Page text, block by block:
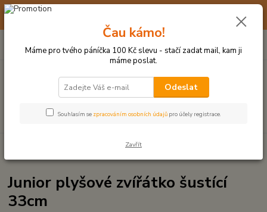
☀️ 10. - 14. SRPNA 2026 MÁME DOVOLENOU ☀️ OBJEDNÁVKY
Hledat
po–pá: 9–17 hod.
za0 Kč
PLYŠOVÉ A TEXTILNÍ HRAČKY
Junior plyšové zvířátko šustící
33cm
Čau kámo!
Máme pro tvého páníčka 100 Kč slevu - stačí zadat mail, kam ji
máme poslat.
Odeslat
Souhlasím se zpracováním osobních údajů pro účely registrace.
Zavřít